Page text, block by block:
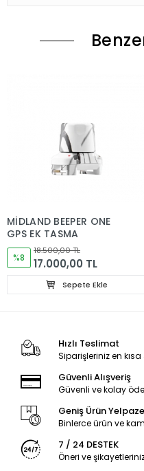
MİDLAND BEEPER ONE
GPS EK TASMA
%8
18.500,00 TL
17.000,00 TL
Sepete Ekle
Hızlı Teslimat
Siparişleriniz en
Güvenli Alışveriş
Güvenli ve kolay
Geniş Ürün
Binlerce ürün ve
7 / 24 DESTEK
Öneri ve